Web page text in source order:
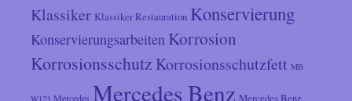
Klassiker Klassiker Restauration Konservierung
Konservierungsarbeiten Korrosion
Korrosionsschutz Korrosionsschutzfett MB
W123 Mercedes Mercedes Benz Mercedes Benz